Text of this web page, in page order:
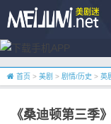
首页 > 美剧 > 剧情/历史 > 英
《桑迪顿第三季